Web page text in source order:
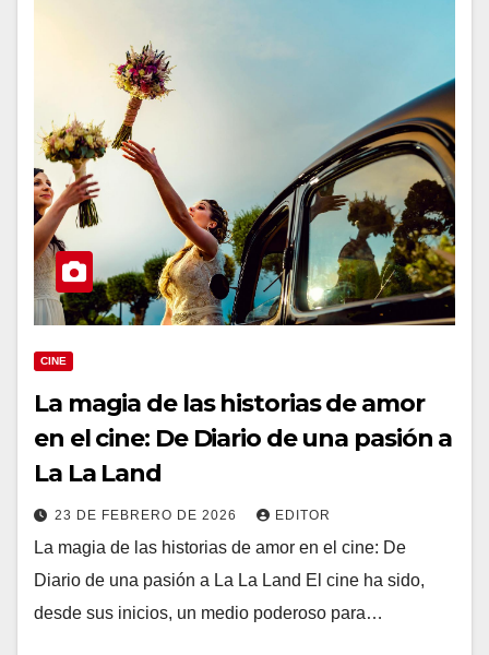
CINE
La magia de las historias de amor
en el cine: De Diario de una pasión a
La La Land
23 DE FEBRERO DE 2026 EDITOR
La magia de las historias de amor en el cine: De
Diario de una pasión a La La Land El cine ha sido,
desde sus inicios, un medio poderoso para…